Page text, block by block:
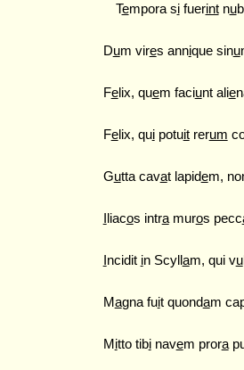
Tempora sifuerintnu
Dum vires annique sinu
Felix, quem faciunt alie
Felix, quipotuitrerum
Gutta cavat lapidem,
liacos intramuros pecc
ncidit in Scyll am, qui vu
Magna fuit quondam
M itto tibinavem prora